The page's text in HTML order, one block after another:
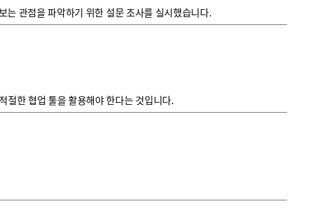
관점을 파악하기 위한 설문 조사를 실시했습니다.
절한 협업 툴을 활용해야 한다는 것입니다.